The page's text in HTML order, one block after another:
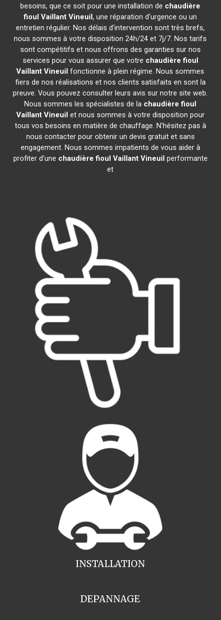
besoins, que ce soit pour une installation de chaudière
fioul Vaillant Vineuil, une réparation d'urgence ou un
entretien régulier. Nos délais d'intervention sont très brefs,
nous sommes à votre disposition 24h/24 et 7j/7. Nos tarifs
sont compétitifs et nous offrons des garanties sur nos
services pour vous assurer que votre chaudière fioul
Vaillant Vineuil fonctionne à plein régime. Nous sommes
fiers de nos réalisations et nos clients satisfaits en sont la
preuve. Vous pouvez consulter leurs avis sur notre site web.
Nous sommes les spécialistes de la chaudière fioul
Vaillant Vineuil et nous sommes à votre disposition pour
tous vos besoins en matière de chauffage. N'hésitez pas à
nous contacter pour obtenir un devis gratuit et sans
engagement. Nous sommes impatients de vous aider à
profiter d'une chaudière fioul Vaillant Vineuil performante
et
INSTALLATION
DEPANNAGE